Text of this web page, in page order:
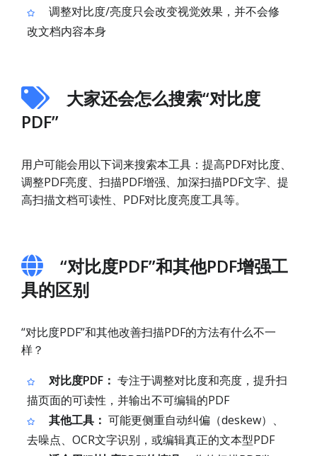
调整对比度/亮度只会改变视觉效果，并不会修
改文档内容本身
大家还会怎么搜索“对比度
PDF”
用户可能会用以下词来搜索本工具：提高PDF对比度、
调整PDF亮度、扫描PDF增强、加深扫描PDF文字、提
高扫描文档可读性、PDF对比度亮度工具等。
“对比度PDF”和其他PDF增强工
具的区别
“对比度PDF”和其他改善扫描PDF的方法有什么不一
样？
对比度PDF： 专注于调整对比度和亮度，提升扫
描页面的可读性，并输出不可编辑的PDF
其他工具： 可能更侧重自动纠偏（deskew）、
去噪点、OCR文字识别，或编辑真正的文本型PDF